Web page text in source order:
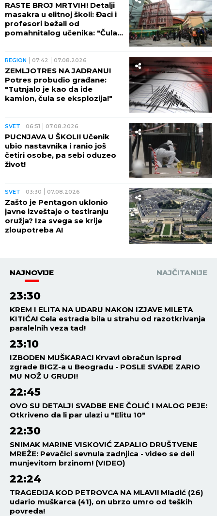
RASTE BROJ MRTVIH! Detalji
masakra u elitnoj školi: Đaci i
profesori bežali od
pomahnitalog učenika: "Čula
REGION 07:42 07.08.2026
ZEMLJOTRES NA JADRANU!
Potres probudio građane:
"Tutnjalo je kao da ide
kamion, čula se eksplozija!"
SVET 06:51 07.08.2026
PUCNJAVA U ŠKOLI! Učenik
ubio nastavnika i ranio još
četiri osobe, pa sebi oduzeo
život!
SVET 03:30 07.08.2026
Zašto je Pentagon uklonio
javne izveštaje o testiranju
oružja? Iza svega se krije
zloupotreba AI
NAJNOVIJE NAJČITANIJE
23:30
KREM I ELITA NA UDARU NAKON IZJAVE MILETA
KITIĆA! Cela estrada bila u strahu od razotkrivanja
paralelnih veza tad!
23:10
IZBODEN MUŠKARAC! Krvavi obračun ispred
zgrade BIGZ-a u Beogradu - POSLE SVAĐE ZARIO
MU NOŽ U GRUDI!
22:45
OVO SU DETALJI SVADBE ENE ČOLIĆ I MALOG PEJE:
Otkriveno da li par ulazi u "Elitu 10"
22:30
SNIMAK MARINE VISKOVIĆ ZAPALIO DRUŠTVENE
MREŽE: Pevačici sevnula zadnjica - video se deli
munjevitom brzinom! (VIDEO)
22:24
TRAGEDIJA KOD PETROVCA NA MLAVI! Mladić (26)
udario muškarca (41), on ubrzo umro od teških
povreda!